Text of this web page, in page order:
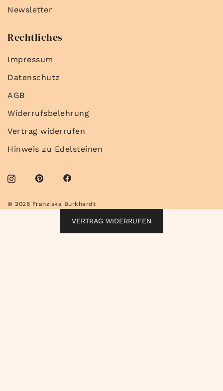
Newsletter
Rechtliches
Impressum
Datenschutz
AGB
Widerrufsbelehrung
Vertrag widerrufen
Hinweis zu Edelsteinen
© 2026 Franziska Burkhardt
VERTRAG WIDERRUFEN